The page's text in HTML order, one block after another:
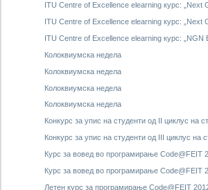
ITU Centre of Excellence elearning курс: „Next
ITU Centre of Excellence elearning курс: „Next
ITU Centre of Excellence elearning курс:
Колоквиумска недела
Колоквиумска недела
Колоквиумска недела
Колоквиумска недела
Конкурс за упис на студенти од II циклус на
Конкурс за упис на студенти од III циклус
Курс за вовед во програмирање Code@FEIT
Курс за вовед во програмирање Code@FEIT
Летен курс за програмирање Code@FEIT